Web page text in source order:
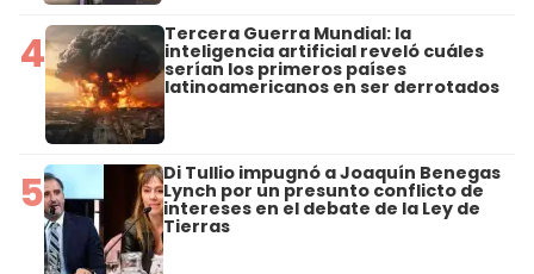
4 Tercera Guerra Mundial: la
inteligencia artificial reveló cuáles
serían los primeros países
latinoamericanos en ser derrotados
5 Di Tullio impugnó a Joaquín Benegas
Lynch por un presunto conflicto de
intereses en el debate de la Ley de
Tierras